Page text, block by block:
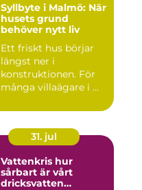
Syllbyte i Malmö: När
husets grund
behöver nytt liv
Ett friskt hus börjar
längst ner i
konstruktionen. För
många villaägare i ...
31. jul
Vattenkris hur
sårbart är vårt
dricksvatten